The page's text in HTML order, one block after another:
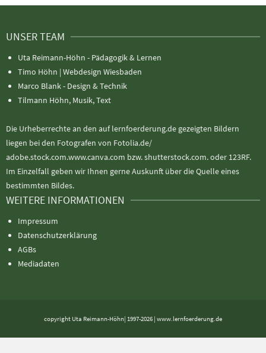
UNSER TEAM
Uta Reimann-Höhn - Pädagogik & Lernen
Timo Höhn | Webdesign Wiesbaden
Marco Blank - Design & Technik
Tilmann Höhn, Musik, Text
Die Urheberrechte an den auf lernfoerderung.de gezeigten Bildern
liegen bei den Fotografen von Fotolia.de/
adobe.stock.com.www.canva.com bzw. shutterstock.com. oder 123RF.
Im Einzelfall geben wir Ihnen gerne Auskunft über die Quelle eines
bestimmten Bildes.
WEITERE INFORMATIONEN
Impressum
Datenschutzerklärung
AGBs
Mediadaten
copyright Uta Reimann-Höhn| 1997-2026 | www.lernfoerderung.de